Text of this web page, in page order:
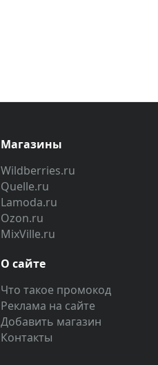
Магазины
Wildberries.ru
Quelle.ru
Lamoda.ru
Ozon.ru
MixVille.ru
О сайте
Что такое промокод
Реклама на сайте
Добавить магазин
Контакты